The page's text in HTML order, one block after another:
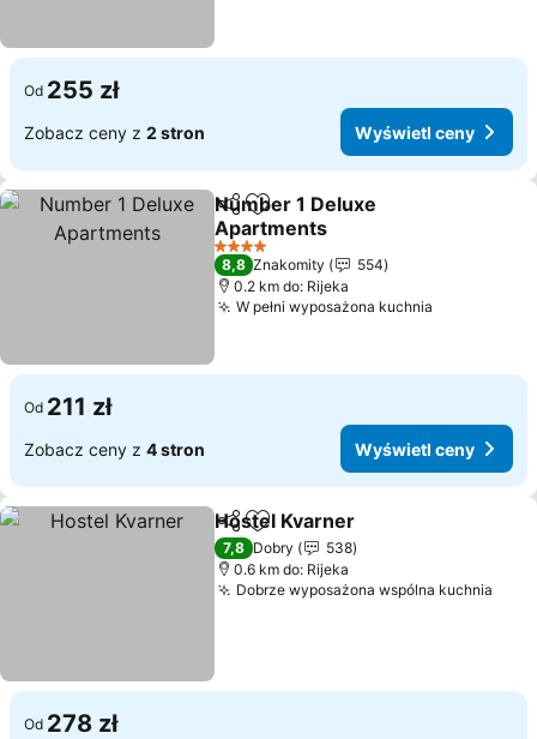
Od 255 zł
Zobacz ceny z 2 stron Wyświetl ceny
Udostępnij
Dodaj do ulubionych
Number 1 Deluxe
Apartments
4 Kategoria
8,8 Znakomity
554
0.2 km do: Rijeka
W pełni wyposażona kuchnia
Od 211 zł
Zobacz ceny z 4 stron Wyświetl ceny
Udostępnij
Dodaj do ulubionych
Hostel Kvarner
7,8 Dobry
538
0.6 km do: Rijeka
Dobrze wyposażona wspólna kuchnia
Od 278 zł